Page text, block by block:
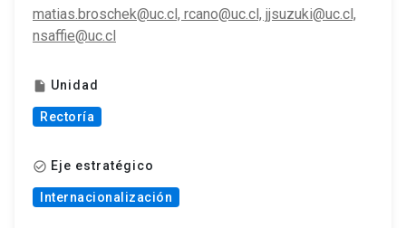
matias.broschek@uc.cl, rcano@uc.cl, jjsuzuki@uc.cl,
nsaffie@uc.cl
insert_drive_file Unidad
Rectoría
check_circle_outline Eje estratégico
Internacionalización